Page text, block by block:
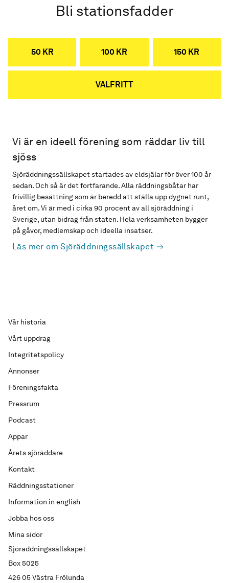
Bli stationsfadder
50 KR 100 KR 150 KR
VALFRITT
Vi är en ideell förening som räddar liv till
sjöss
Sjöräddningssällskapet startades av eldsjälar för över 100 år
sedan. Och så är det fortfarande. Alla räddningsbåtar har
frivillig besättning som är beredd att ställa upp dygnet runt,
året om. Vi är med i cirka 90 procent av all sjöräddning i
Sverige, utan bidrag från staten. Hela verksamheten bygger
på gåvor, medlemskap och ideella insatser.
Läs mer om Sjöräddningssällskapet
Sjöräddningssällskapet
Box 5025
426 05 Västra Frölunda
Vår historia
Vårt uppdrag
Integritetspolicy
Annonser
Föreningsfakta
Pressrum
Podcast
Appar
Årets sjöräddare
Kontakt
Räddningsstationer
Information in english
Jobba hos oss
Mina sidor